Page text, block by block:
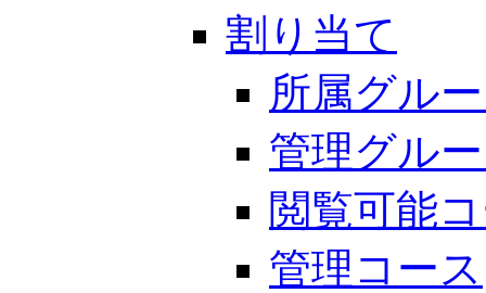
割り当て
所属グル
管理グル
閲覧可能
管理コース